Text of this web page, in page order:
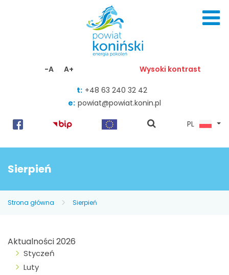
-A A+ Wysoki kontrast
t: +48 63 240 32 42
e: powiat@powiat.konin.pl
pokaż
PL
Sierpień
Strona główna Sierpień
Aktualności 2026
Styczeń
Luty